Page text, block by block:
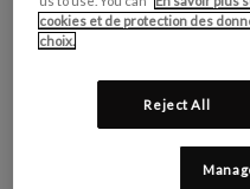
GROUPE DE COULEUR:
COLLECTION DE
cookies et de protection des
choix.
Reject All